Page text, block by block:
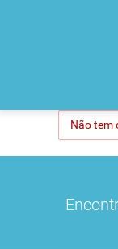
Não tem